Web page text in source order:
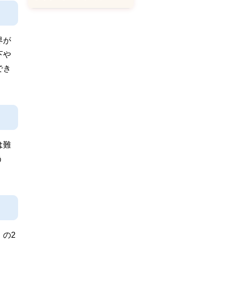
が
や
き
難
の2